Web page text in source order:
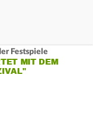
Festspiele
MIT DEM